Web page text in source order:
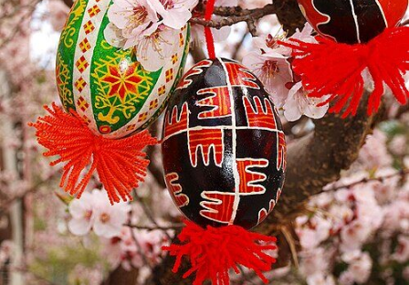
PL
PT
ES